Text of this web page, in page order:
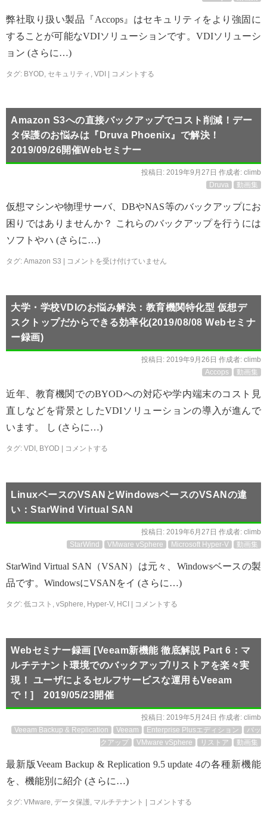
弊社取り扱い製品『Accops』はセキュリティをより強固に
することが可能なVDIソリューションです。VDIソリューシ
ョン (さらに…)
タグ: BYOD, セキュリティ , VDI コメントする
Amazon S3への直接バックアップでコスト削減！デー
タ保護のお悩みは『Druva Phoenix』で解決！
2019/09/26開催Webセミナー
投稿日: 2019年9月27日 作成者: climb
Druva
動画集
仮想マシンや物理サーバ、DBやNAS等のバックアップにお
困りではありませんか？ これらのバックアップを行うには
ソフトやハ (さらに…)
タグ: Amazon S3 コメントを受け付けていません
大学・学校VDIのお悩み解決：教育機関特化型 仮想デ
スクトップだからできる効率化(2019/08/08 Webセミナ
ー録画)
投稿日: 2019年9月26日 作成者: climb
Accops
動画集
近年、教育機関でのBYODへの対応や学内端末のコスト見
直しなどを背景としたVDIソリューションの導入が進んで
います。 し (さらに…)
タグ: VDI , BYOD コメントする
LinuxベースのVSANとWindowsベースのVSANの違
い：StarWind Virtual SAN
投稿日: 2019年6月27日 作成者: climb
StarWind
VMware vSphere Microsoft Hyper-V 動画集
StarWind Virtual SAN（VSAN）は元々、Windowsベースの製
品です。WindowsにVSANをイ (さらに…)
タグ: 低コスト , vSphere, Hyper-V, HCI コメントする
Webセミナー録画 [Veeam新機能 徹底解説 Part 6：マ
ルチテナント環境でのバックアップ/リストアを楽々実
現！ ユーザによるセルフサービスな運用もVeeam
で！] 2019/05/23開催
投稿日: 2019年5月24日 作成者: climb
Veeam Backup & Replication
Veeam Enterprise Plusエディション
バッ
クアップ
VMware vSphere リストア 動画集
最新版Veeam Backup & Replication 9.5 update 4の各種新機能
を、機能別に紹介 (さらに…)
タグ: VMware, データ保護, マルチテナント コメントする